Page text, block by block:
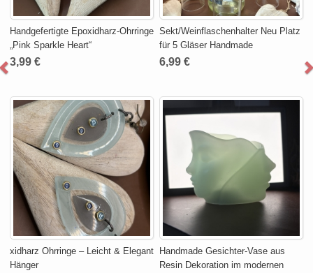
Handgefertigte Epoxidharz-Ohrringe
„Pink Sparkle Heart“
3,99 €
Sekt/Weinflaschenhalter Neu Platz
für 5 Gläser Handmade
6,99 €
xidharz Ohrringe – Leicht & Elegant
Hänger
Handmade Gesichter-Vase aus
Resin Dekoration im modernen